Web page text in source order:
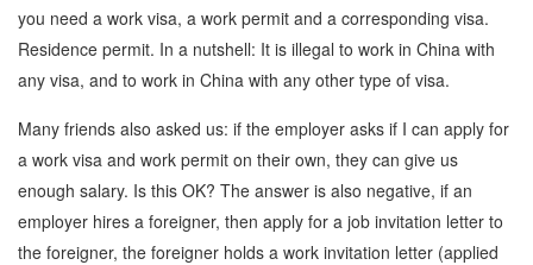
you need a work visa, a work permit and a corresponding visa.
Residence permit. In a nutshell: It is illegal to work in China with
any visa, and to work in China with any other type of visa.
Many friends also asked us: if the employer asks if I can apply for
a work visa and work permit on their own, they can give us
enough salary. Is this OK? The answer is also negative, if an
employer hires a foreigner, then apply for a job invitation letter to
the foreigner, the foreigner holds a work invitation letter (applied